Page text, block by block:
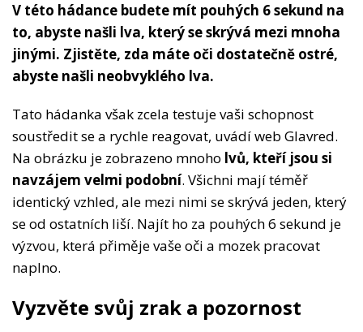
V této hádance budete mít pouhých 6 sekund na
to, abyste našli lva, který se skrývá mezi mnoha
jinými. Zjistěte, zda máte oči dostatečně ostré,
abyste našli neobvyklého lva.
Tato hádanka však zcela testuje vaši schopnost
soustředit se a rychle reagovat, uvádí web Glavred.
Na obrázku je zobrazeno mnoho lvů, kteří jsou si
navzájem velmi podobní. Všichni mají téměř
identický vzhled, ale mezi nimi se skrývá jeden, který
se od ostatních liší. Najít ho za pouhých 6 sekund je
výzvou, která přiměje vaše oči a mozek pracovat
naplno.
Vyzvěte svůj zrak a pozornost